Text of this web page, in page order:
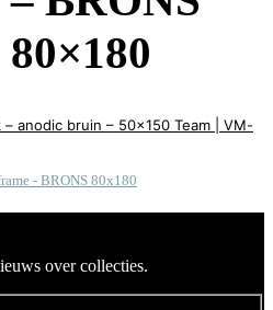
80×180
– anodic bruin – 50×150 Team | VM-
over collecties.